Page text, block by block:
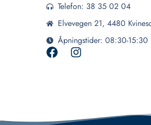
Telefon: 38 35 02 04
Elvevegen 21, 4480
Åpningstider: 08:30-15:30